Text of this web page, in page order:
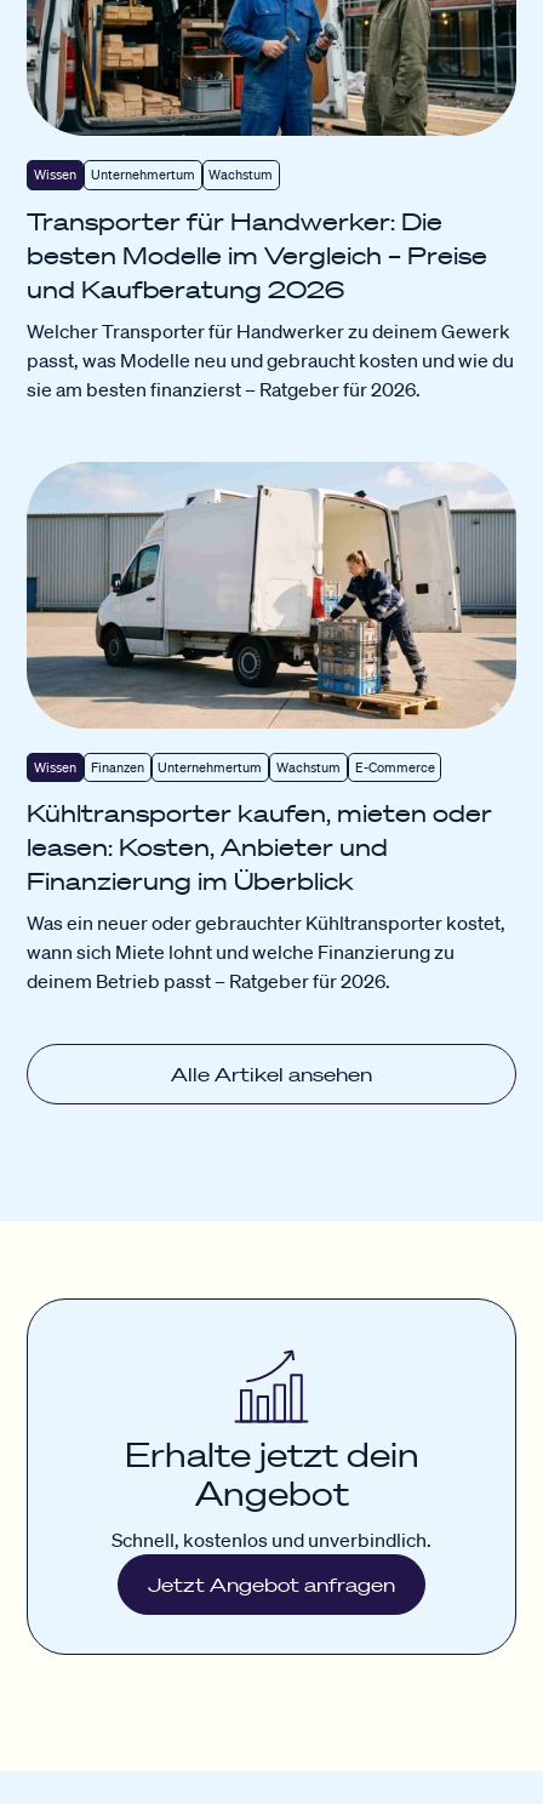
Wissen Unternehmertum Wachstum
Transporter für Handwerker: Die
besten Modelle im Vergleich – Preise
und Kaufberatung 2026
Welcher Transporter für Handwerker zu deinem Gewerk
passt, was Modelle neu und gebraucht kosten und wie du
sie am besten finanzierst – Ratgeber für 2026.
Wissen Finanzen Unternehmertum Wachstum E-Commerce
Kühltransporter kaufen, mieten oder
leasen: Kosten, Anbieter und
Finanzierung im Überblick
Was ein neuer oder gebrauchter Kühltransporter kostet,
wann sich Miete lohnt und welche Finanzierung zu
deinem Betrieb passt – Ratgeber für 2026.
Alle Artikel ansehen
Erhalte jetzt dein
Angebot
Schnell, kostenlos und unverbindlich.
Jetzt Angebot anfragen